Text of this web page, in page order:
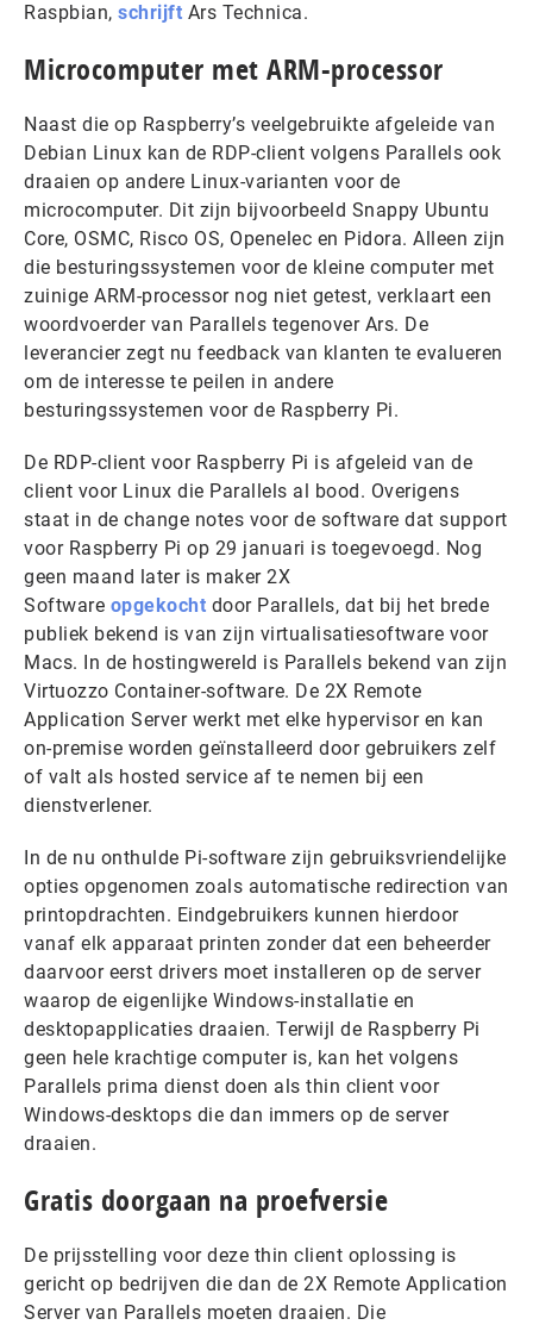
Raspbian, schrijft Ars Technica.
Microcomputer met ARM-processor
Naast die op Raspberry’s veelgebruikte afgeleide van
Debian Linux kan de RDP-client volgens Parallels ook
draaien op andere Linux-varianten voor de
microcomputer. Dit zijn bijvoorbeeld Snappy Ubuntu
Core, OSMC, Risco OS, Openelec en Pidora. Alleen zijn
die besturingssystemen voor de kleine computer met
zuinige ARM-processor nog niet getest, verklaart een
woordvoerder van Parallels tegenover Ars. De
leverancier zegt nu feedback van klanten te evalueren
om de interesse te peilen in andere
besturingssystemen voor de Raspberry Pi.
De RDP-client voor Raspberry Pi is afgeleid van de
client voor Linux die Parallels al bood. Overigens
staat in de change notes voor de software dat support
voor Raspberry Pi op 29 januari is toegevoegd. Nog
geen maand later is maker 2X
Software opgekocht door Parallels, dat bij het brede
publiek bekend is van zijn virtualisatiesoftware voor
Macs. In de hostingwereld is Parallels bekend van zijn
Virtuozzo Container-software. De 2X Remote
Application Server werkt met elke hypervisor en kan
on-premise worden geïnstalleerd door gebruikers zelf
of valt als hosted service af te nemen bij een
dienstverlener.
In de nu onthulde Pi-software zijn gebruiksvriendelijke
opties opgenomen zoals automatische redirection van
printopdrachten. Eindgebruikers kunnen hierdoor
vanaf elk apparaat printen zonder dat een beheerder
daarvoor eerst drivers moet installeren op de server
waarop de eigenlijke Windows-installatie en
desktopapplicaties draaien. Terwijl de Raspberry Pi
geen hele krachtige computer is, kan het volgens
Parallels prima dienst doen als thin client voor
Windows-desktops die dan immers op de server
draaien.
Gratis doorgaan na proefversie
De prijsstelling voor deze thin client oplossing is
gericht op bedrijven die dan de 2X Remote Application
Server van Parallels moeten draaien. Die